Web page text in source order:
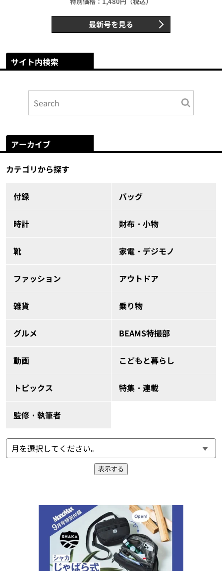
最新号を見る
サイト内検索
アーカイブ
カテゴリから探す
付録 バッグ
時計 財布・小物
靴 家電・デジモノ
ファッション アウトドア
雑貨 乗り物
グルメ BEAMS特撮部
動画 こどもと暮らし
トピックス 特集・連載
監修・執筆者
表示する